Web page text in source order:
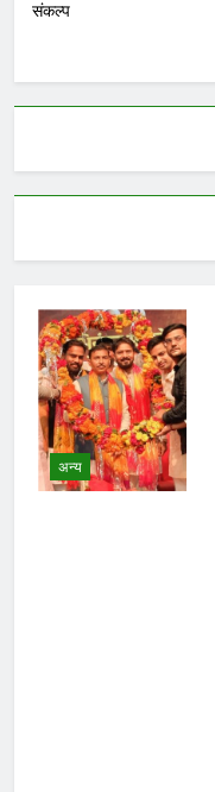
संकल्प
अन्य